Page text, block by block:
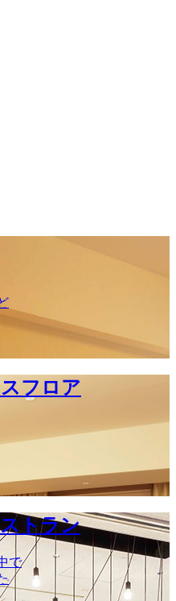
フロア
トラン
で